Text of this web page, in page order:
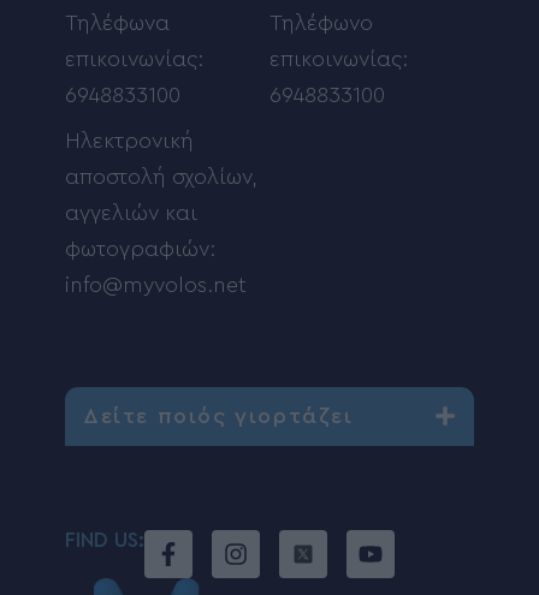
Τηλέφωνα
επικοινωνίας:
6948833100
Ηλεκτρονική
αποστολή σχολίων,
αγγελιών και
φωτογραφιών:
info@myvolos.net
Τηλέφωνο
επικοινωνίας:
6948833100
Δείτε ποιός γιορτάζει
FIND US: